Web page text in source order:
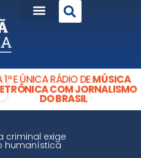
1ª E ÚNICA RÁDIO DEMÚSICA
COM JORNALISMO
DO BRASIL
criminal exige
humanística